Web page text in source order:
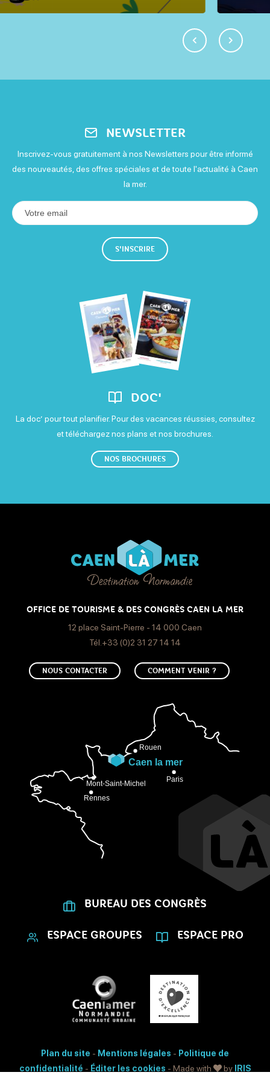
NEWSLETTER
Inscrivez-vous gratuitement à nos Newsletters pour être informé
des nouveautés, des offres spéciales et de toute l'actualité à Caen
la mer.
S'INSCRIRE
DOC'
La doc’ pour tout planifier. Pour des vacances réussies, consultez
et téléchargez nos plans et nos brochures.
NOS BROCHURES
OFFICE DE TOURISME & DES CONGRÈS CAEN LA MER
12 place Saint-Pierre - 14 000 Caen
Tél.+33 (0)2 31 27 14 14
NOUS CONTACTER COMMENT VENIR ?
BUREAU DES CONGRÈS
ESPACE GROUPES ESPACE PRO
Plan du site - Mentions légales - Politique de
confidentialité - Éditer les cookies - Made with by
IRIS